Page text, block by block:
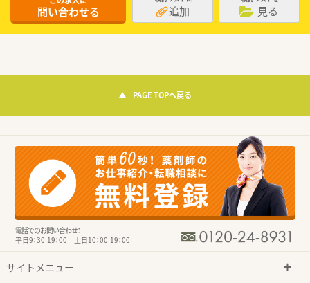
問い合わせる 追加 見る
PAGE TOPへ戻る
電話でのお問い合わせ：
平日9：30-19：00 土日10：00-19：00
サイトメニュー